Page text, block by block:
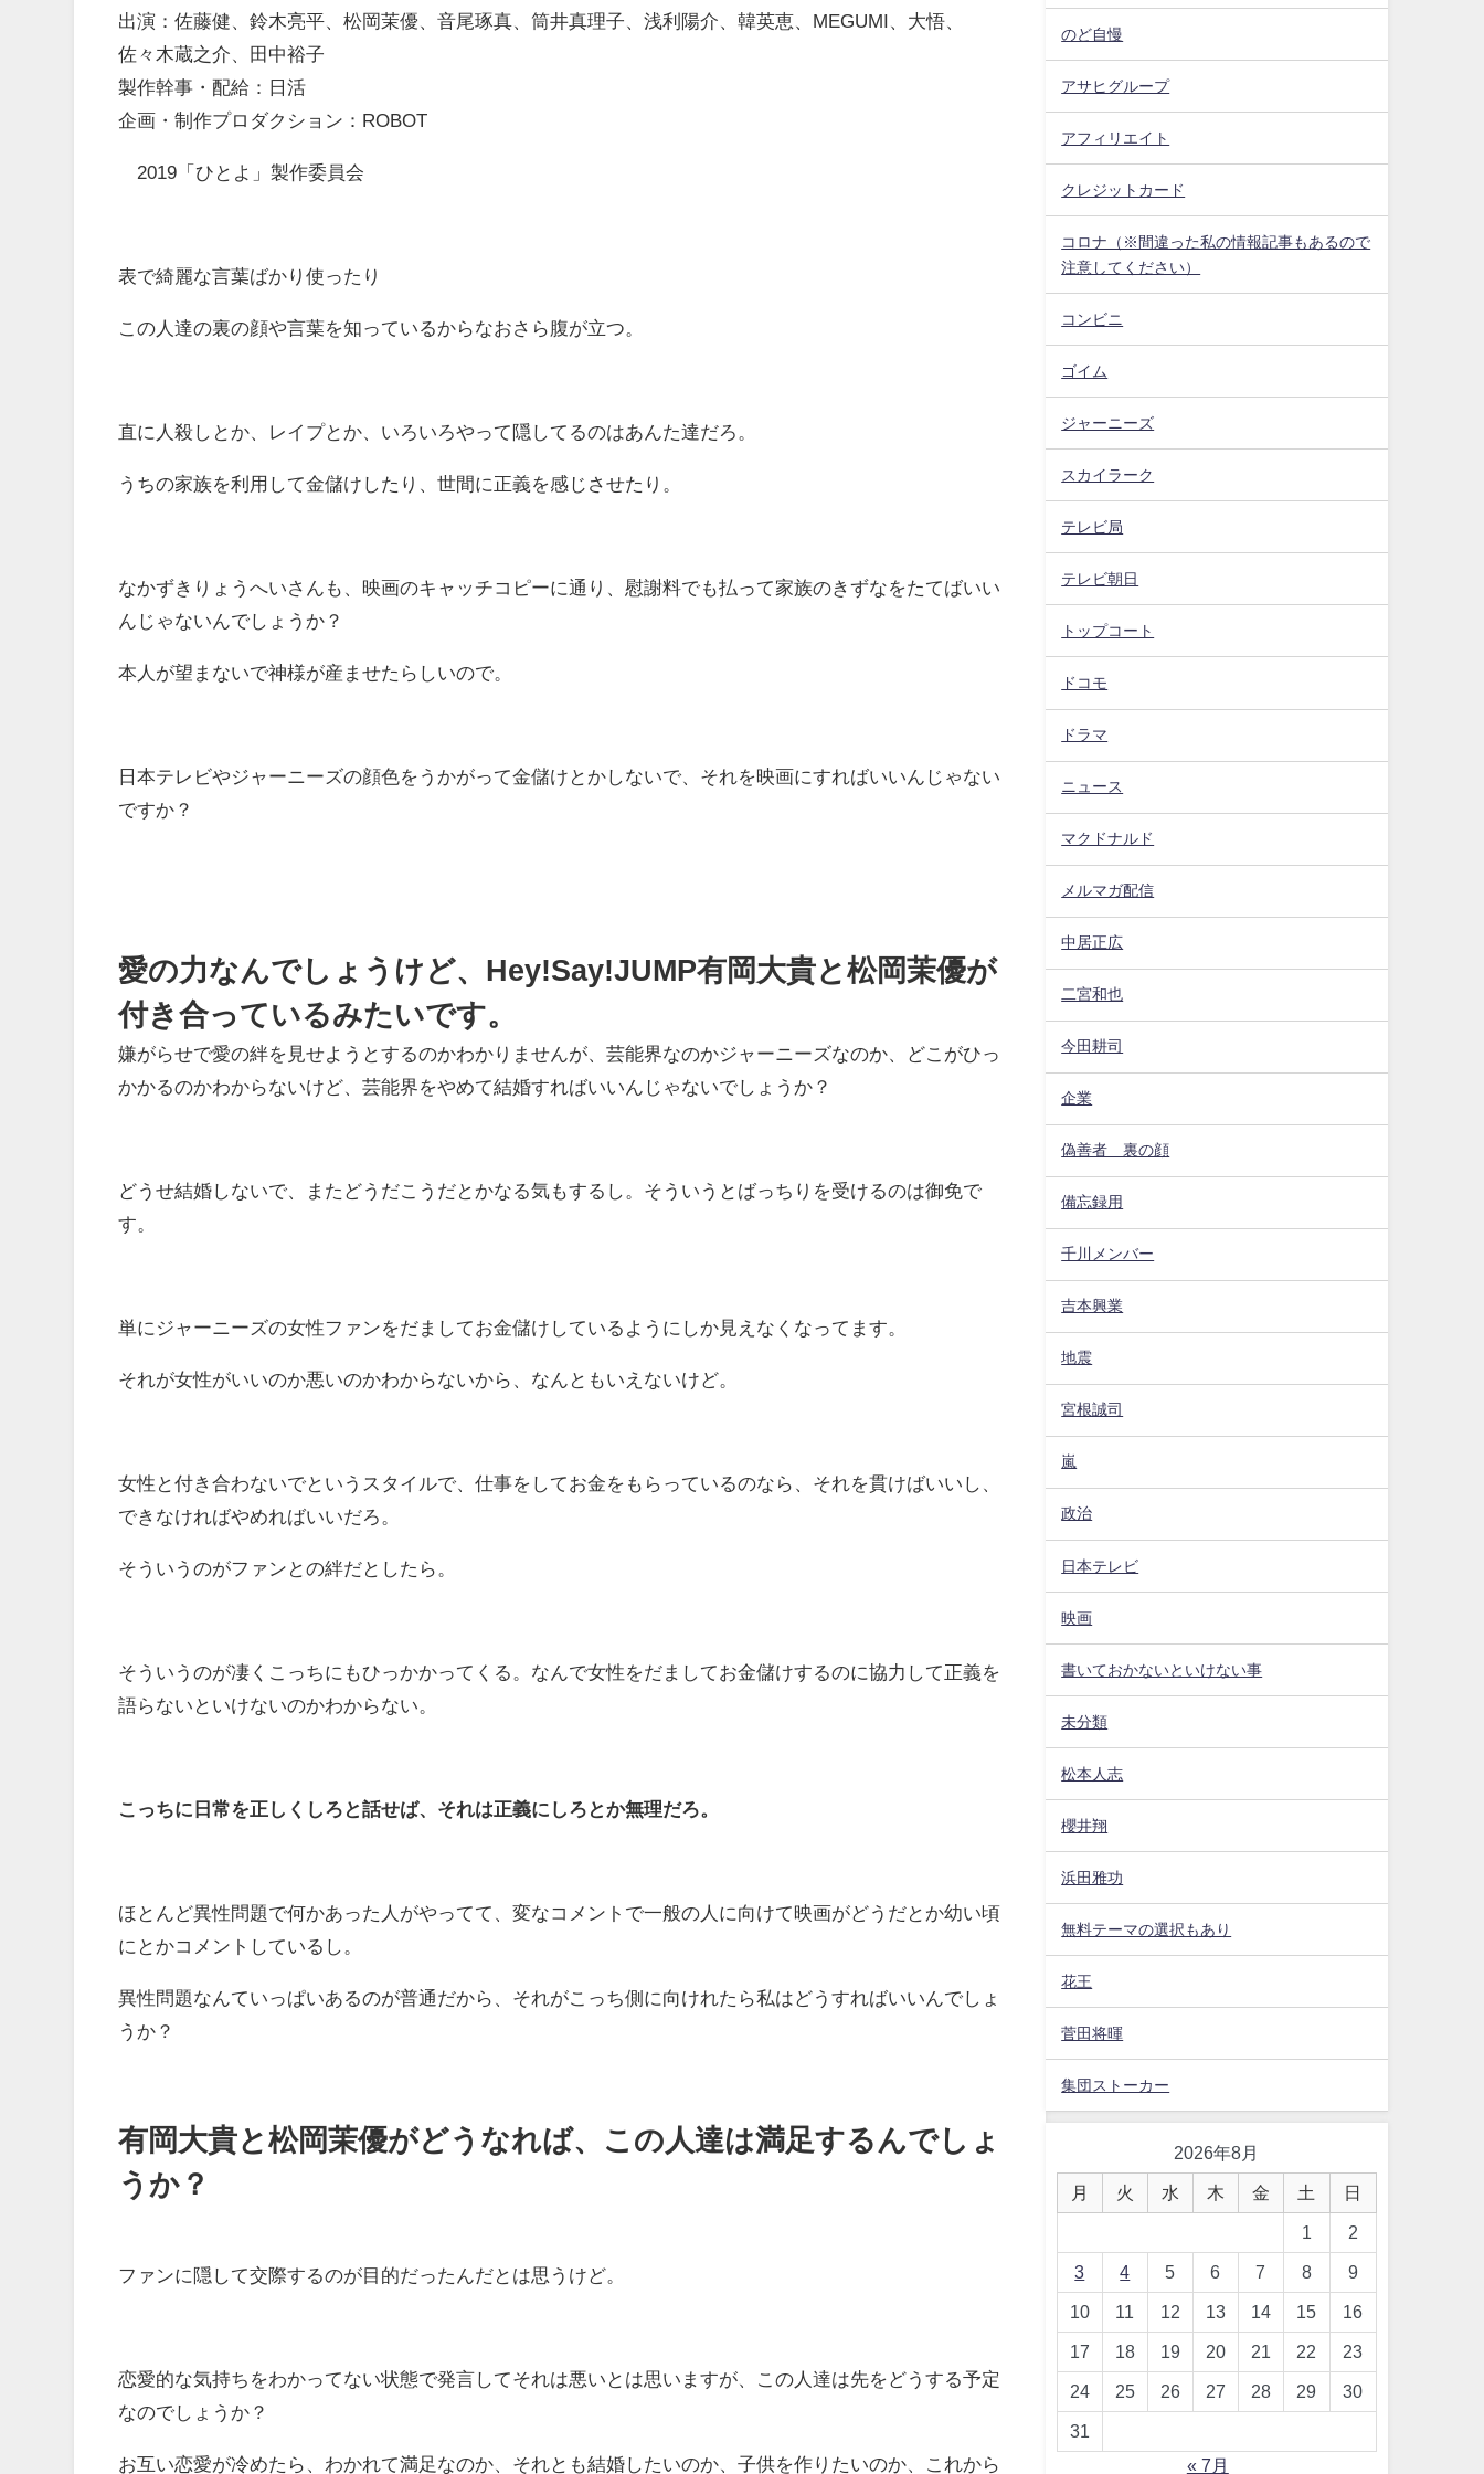
出演：佐藤健、鈴木亮平、松岡茉優、音尾琢真、筒井真理子、浅利陽介、韓英恵、MEGUMI、大悟、
佐々木蔵之介、田中裕子
製作幹事・配給：日活
企画・制作プロダクション：ROBOT
©2019「ひとよ」製作委員会
表で綺麗な言葉ばかり使ったり
この人達の裏の顔や言葉を知っているからなおさら腹が立つ。
直に人殺しとか、レイプとか、いろいろやって隠してるのはあんた達だろ。
うちの家族を利用して金儲けしたり、世間に正義を感じさせたり。
なかずきりょうへいさんも、映画のキャッチコピーに通り、慰謝料でも払って家族のきずなをたてばいい
んじゃないんでしょうか？
本人が望まないで神様が産ませたらしいので。
日本テレビやジャーニーズの顔色をうかがって金儲けとかしないで、それを映画にすればいいんじゃない
ですか？
愛の力なんでしょうけど、Hey!Say!JUMP有岡大貴と松岡茉優が
付き合っているみたいです。
嫌がらせで愛の絆を見せようとするのかわかりませんが、芸能界なのかジャーニーズなのか、どこがひっ
かかるのかわからないけど、芸能界をやめて結婚すればいいんじゃないでしょうか？
どうせ結婚しないで、またどうだこうだとかなる気もするし。そういうとばっちりを受けるのは御免で
す。
単にジャーニーズの女性ファンをだましてお金儲けしているようにしか見えなくなってます。
それが女性がいいのか悪いのかわからないから、なんともいえないけど。
女性と付き合わないでというスタイルで、仕事をしてお金をもらっているのなら、それを貫けばいいし、
できなければやめればいいだろ。
そういうのがファンとの絆だとしたら。
そういうのが凄くこっちにもひっかかってくる。なんで女性をだましてお金儲けするのに協力して正義を
語らないといけないのかわからない。
こっちに日常を正しくしろと話せば、それは正義にしろとか無理だろ。
ほとんど異性問題で何かあった人がやってて、変なコメントで一般の人に向けて映画がどうだとか幼い頃
にとかコメントしているし。
異性問題なんていっぱいあるのが普通だから、それがこっち側に向けれたら私はどうすればいいんでしょ
うか？
有岡大貴と松岡茉優がどうなれば、この人達は満足するんでしょ
うか？
ファンに隠して交際するのが目的だったんだとは思うけど。
恋愛的な気持ちをわかってない状態で発言してそれは悪いとは思いますが、この人達は先をどうする予定
なのでしょうか？
お互い恋愛が冷めたら、わかれて満足なのか、それとも結婚したいのか、子供を作りたいのか、これから
のど自慢
アサヒグループ
アフィリエイト
クレジットカード
コロナ（※間違った私の情報記事もあるので
注意してください）
コンビニ
ゴイム
ジャーニーズ
スカイラーク
テレビ局
テレビ朝日
トップコート
ドコモ
ドラマ
ニュース
マクドナルド
メルマガ配信
中居正広
二宮和也
今田耕司
企業
偽善者 裏の顔
備忘録用
千川メンバー
吉本興業
地震
宮根誠司
嵐
政治
日本テレビ
映画
書いておかないといけない事
未分類
松本人志
櫻井翔
浜田雅功
無料テーマの選択もあり
花王
菅田将暉
集団ストーカー
2026年8月
月 火 水 木 金 土 日
1 2
3 4 5 6 7 8 9
10 11 12 13 14 15 16
17 18 19 20 21 22 23
24 25 26 27 28 29 30
31
« 7月